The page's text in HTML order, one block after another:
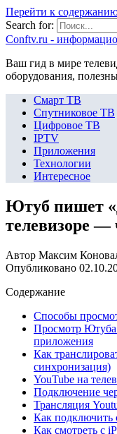
Перейти к
Search for:
Сonftv.ru -
Ваш гид в мире
оборудования,
Смарт ТВ
Спутниковое ТВ
Цифровое ТВ
IPTV
Приложения
Технологии
Интересное
Ютуб пишет
телевизоре —
Автор Максим
Опубликовано
Содержание
Способы
Просмотр Ютуба
приложения
Как
синхронизация)
YouTube на
Подключение
Трансляция
Как подключить
Как смотреть с